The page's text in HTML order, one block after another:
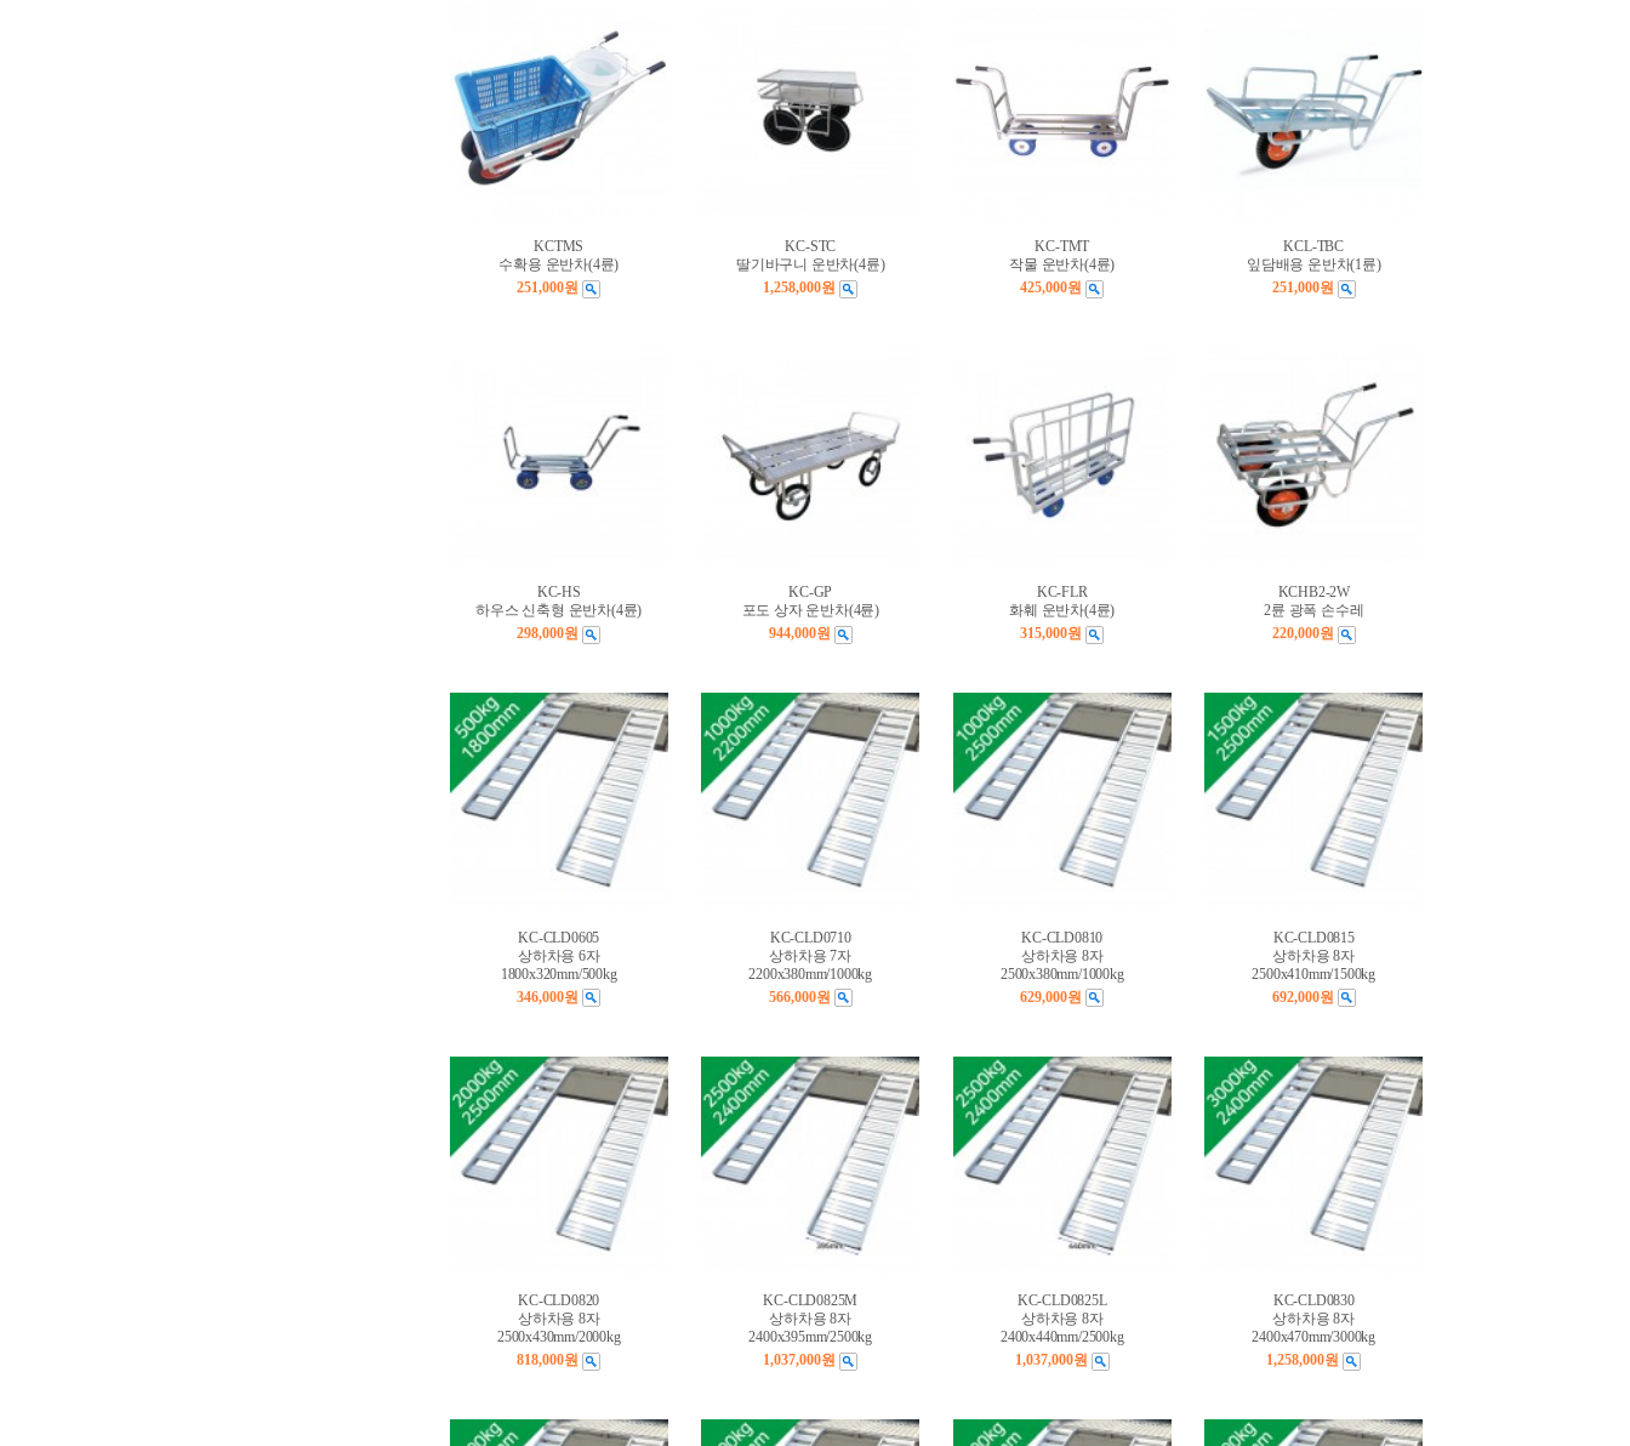
KCTMS
수확용 운반차(4륜)
251,000원
KC-STC
딸기바구니 운반차(4륜)
1,258,000원
KC-TMT
작물 운반차(4륜)
425,000원
KCL-TBC
잎담배용 운반차(1륜)
251,000원
KC-HS
하우스 신축형 운반차(4륜)
298,000원
KC-GP
포도 상자 운반차(4륜)
944,000원
KC-FLR
화훼 운반차(4륜)
315,000원
KCHB2-2W
2륜 광폭 손수레
220,000원
KC-CLD0605
상하차용 6자
1800x320mm/500kg
346,000원
KC-CLD0710
상하차용 7자
2200x380mm/1000kg
566,000원
KC-CLD0810
상하차용 8자
2500x380mm/1000kg
629,000원
KC-CLD0815
상하차용 8자
2500x410mm/1500kg
692,000원
KC-CLD0820
상하차용 8자
2500x430mm/2000kg
818,000원
KC-CLD0825M
상하차용 8자
2400x395mm/2500kg
1,037,000원
KC-CLD0825L
상하차용 8자
2400x440mm/2500kg
1,037,000원
KC-CLD0830
상하차용 8자
2400x470mm/3000kg
1,258,000원